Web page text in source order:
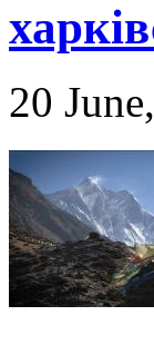
20